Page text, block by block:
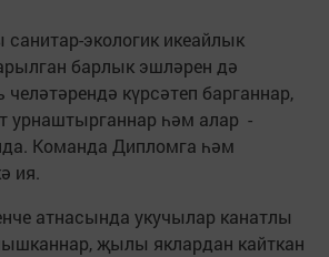
экологик икеайлык
барлык эшләрен дә
челәтәрендә күрсәтеп барганнар,
урнаштырганнар һәм алар -
Команда Дипломга һәм
ия.
атнасында укучылар канатлы
җылы яклардан кайткан